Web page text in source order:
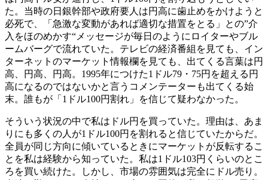
た。当時の日銀幹部や政府要人は円高に歯止めをかけようと
必死で、「急激な変動があれば適切な措置をとる」との”介
入をほのめかす“メッセージが毎日のようにロイターやブル
ームバーグで流れていた。テレビの経済番組を見ても、イン
ターネットのマーケット情報欄を見ても、出てくる言葉は円
高、円高、円高。1995年につけた1ドル79・75円を超える円
高になるのではないかと言うコメンテーターも出てくる始
末。誰もが「1ドル100円割れ」を信じて疑わなかった。
そういう状況の中で私はドル円を買っていた。理由は、あま
りにも多くの人が1ドル100円を割れると信じていたからだ。
全員が同じ方向に傾いているときにマーケットが反転するこ
とを私は経験から知っていた。私は1ドル103円くらいのとこ
ろを買い続けた。しかし、市場の雰囲気は完全にドル売り。